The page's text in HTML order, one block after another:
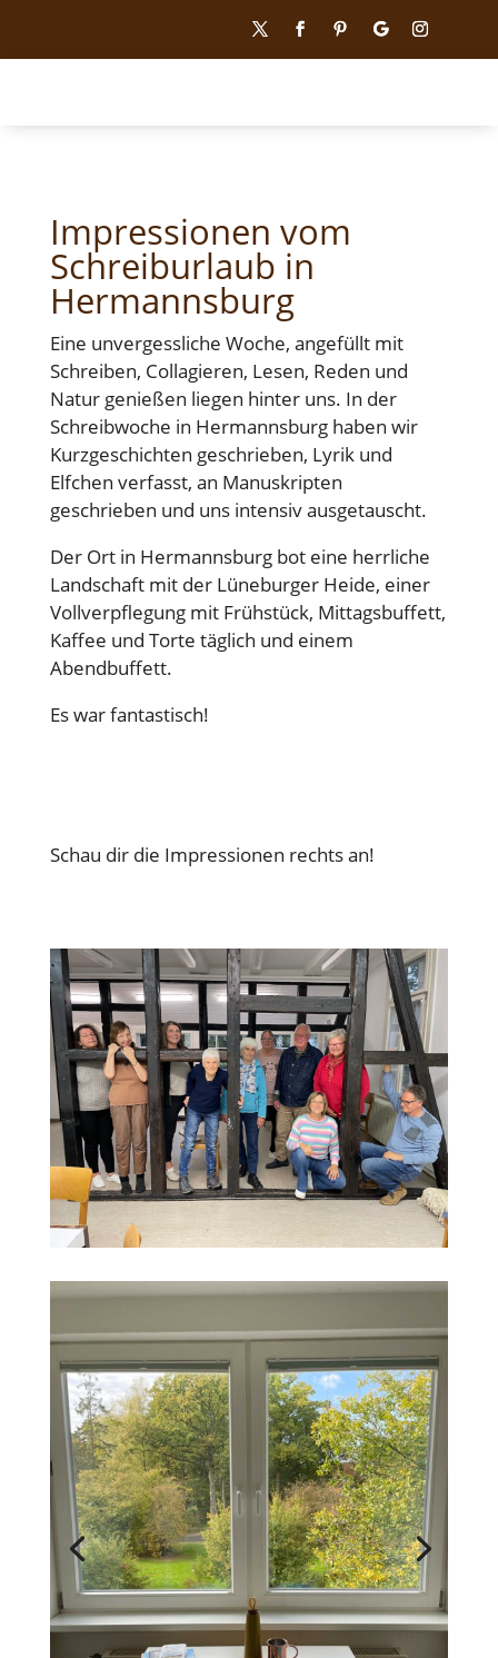
Impressionen vom
Schreiburlaub in
Hermannsburg
Eine unvergessliche Woche, angefüllt mit
Schreiben, Collagieren, Lesen, Reden und
Natur genießen liegen hinter uns. In der
Schreibwoche in Hermannsburg haben wir
Kurzgeschichten geschrieben, Lyrik und
Elfchen verfasst, an Manuskripten
geschrieben und uns intensiv ausgetauscht.
Der Ort in Hermannsburg bot eine herrliche
Landschaft mit der Lüneburger Heide, einer
Vollverpflegung mit Frühstück, Mittagsbuffett,
Kaffee und Torte täglich und einem
Abendbuffett.
Es war fantastisch!
Schau dir die Impressionen rechts an!